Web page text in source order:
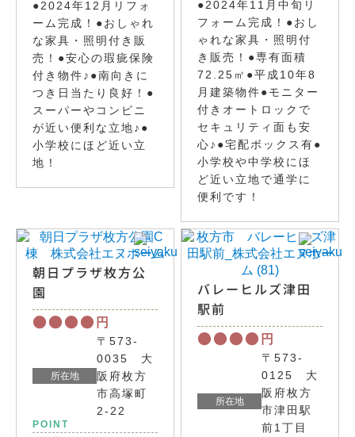
●2024年12月リフォ
ーム完成！●おしゃれ
な家具・照明付き販
売！●安心の瑕疵保険
付き物件♪●南向きに
つき日当たり良好！●
スーパーやコンビニ
が近い便利な立地♪●
小学校にほど近い立
地！
●2024年11月中旬リ
フォーム完成！●おし
ゃれな家具・照明付
き販売！●専有面積
72.25㎡●平成10年8
月建築物件●モニター
付きオートロックで
セキュリティ面も安
心♪●宅配ボックス有●
小学校や中学校にほ
ど近い立地で通学に
便利です！
朝日プラザ枚方公
園
●●●● 円
所在地
〒573-
0035 大
阪府枚方
市高塚町
2-22
POINT
バレーヒルズ津田
駅前
●●●● 円
所在地
〒573-
0125 大
阪府枚方
市津田駅
前1丁目